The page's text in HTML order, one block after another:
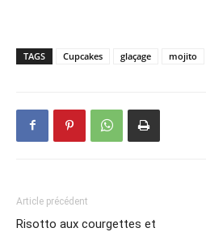
TAGS Cupcakes glaçage mojito
Article précédent
Risotto aux courgettes et